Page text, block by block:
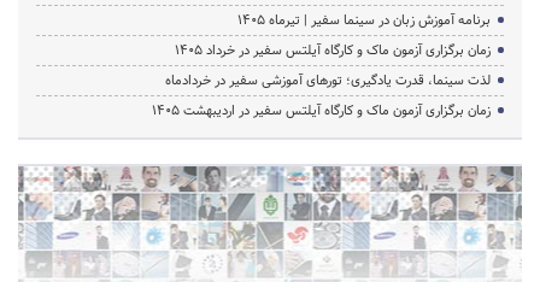
برنامه آموزش زبان در سینما سفیر | تیرماه ۱۴۰۵
زمان برگزاری آزمون ماک و کارگاه آیلتس سفیر در خرداد 1405
لذت سینما، قدرت یادگیری؛ تورهای آموزشی سفیر در خردادماه
زمان برگزاری آزمون ماک و کارگاه آیلتس سفیر در اردیبهشت 1405